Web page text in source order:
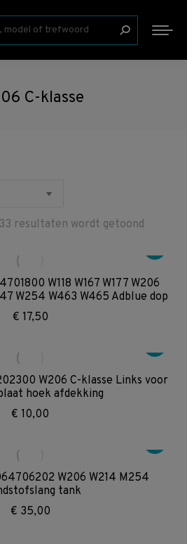
C-klasse
resultaten wordt getoond
W118 W167 W177 W206
W254 W463 W465 Adblue dop
€ 17,50
W206 C-klasse Links voor
hoek afdekking
€ 10,00
W206 W214 M254
tank
€ 35,00